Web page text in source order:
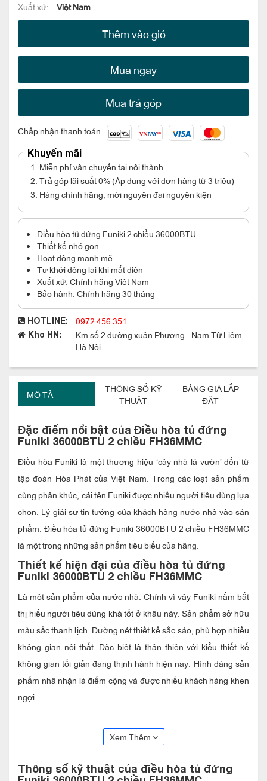
Xuất xứ:
Việt Nam
Thêm vào giỏ
Mua ngay
Mua trả góp
Chấp nhận thanh toán
Khuyến mãi
1. Miễn phí vận chuyển tại nội thành
2. Trả góp lãi suất 0% (Áp dụng với đơn hàng từ 3 triệu)
3. Hàng chính hãng, mới nguyên đai nguyên kiện
Điều hòa tủ đứng Funiki 2 chiều 36000BTU
Thiết kế nhỏ gọn
Hoạt động mạnh mẽ
Tự khởi động lại khi mất điện
Xuất xứ: Chính hãng Việt Nam
Bảo hành: Chính hãng 30 tháng
HOTLINE: 0972 456 351
Kho HN:
Km số 2 đường xuân Phương - Nam Từ Liêm -
Hà Nội.
MÔ TẢ
THÔNG SỐ KỸ
THUẬT
BẢNG GIÁ LẮP
ĐẶT
Đặc điểm nổi bật của Điều hòa tủ đứng
Funiki 36000BTU 2 chiều FH36MMC
Điều hòa Funiki là một thương hiệu ‘cây nhà lá vườn’ đến từ
tập đoàn Hòa Phát của Việt Nam. Trong các loạt sản phẩm
cùng phân khúc, cái tên Funiki được nhiều người tiêu dùng lựa
chọn. Lý giải sự tin tưởng của khách hàng nước nhà vào sản
phẩm. Điều hòa tủ đứng Funiki 36000BTU 2 chiều FH36MMC
là một trong những sản phẩm tiêu biểu của hãng.
Thiết kế hiện đại của điều hòa tủ đứng
Funiki 36000BTU 2 chiều FH36MMC
Là một sản phẩm của nước nhà. Chính vì vậy Funiki nắm bắt
thị hiếu người tiêu dùng khá tốt ở khâu này. Sản phẩm sở hữu
màu sắc thanh lịch. Đường nét thiết kế sắc sảo, phù hợp nhiều
không gian nội thất. Đặc biệt là thân thiện với kiểu thiết kế
không gian tối giản đang thịnh hành hiện nay. Hình dáng sản
phẩm nhã nhặn là điểm cộng và được nhiều khách hàng khen
ngợi.
đứng Funiki 36000BTU 2 chiều FH36MMC mang đến sự lựa
Xem Thêm
Thông số kỹ thuật của điều hòa tủ đứng